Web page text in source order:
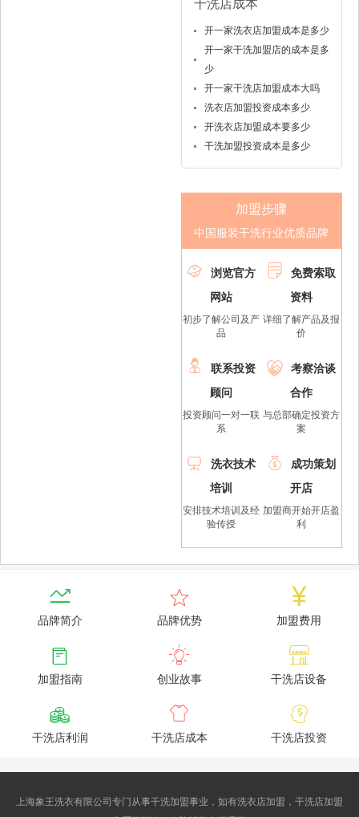
干洗店成本
开一家洗衣店加盟成本是多少
开一家干洗加盟店的成本是多
少
开一家干洗店加盟成本大吗
洗衣店加盟投资成本多少
开洗衣店加盟成本要多少
干洗加盟投资成本是多少
加盟步骤
中国服装干洗行业优质品牌

浏览官方
网站
初步了解公司及产
品

免费索取
资料
详细了解产品及报
价

联系投资
顾问
投资顾问一对一联
系

考察洽谈
合作
与总部确定投资方
案

洗衣技术
培训
安排技术培训及经
验传授

成功策划
开店
加盟商开始开店盈
利

品牌简介

品牌优势

加盟费用

加盟指南

创业故事

干洗店设备

干洗店利润

干洗店成本

干洗店投资
上海象王洗衣有限公司专门从事干洗加盟事业，如有洗衣店加盟，干洗店加盟